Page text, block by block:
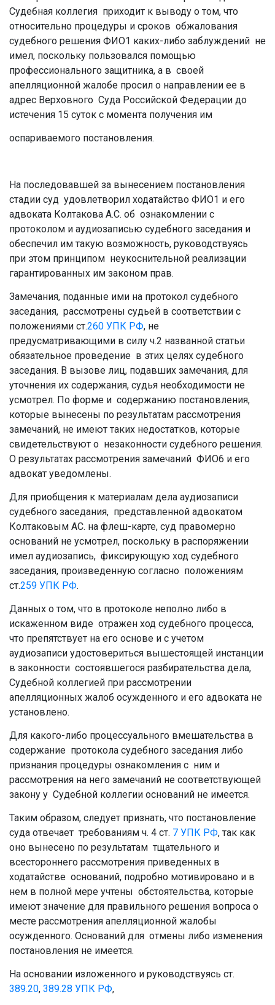
Судебная коллегия приходит к выводу о том, что
относительно процедуры и сроков обжалования
судебного решения ФИО1 каких-либо заблуждений не
имел, поскольку пользовался помощью
профессионального защитника, а в своей
апелляционной жалобе просил о направлении ее в
адрес Верховного Суда Российской Федерации до
истечения 15 суток с момента получения им
оспариваемого постановления.
На последовавшей за вынесением постановления
стадии суд удовлетворил ходатайство ФИО1 и его
адвоката Колтакова А.С. об ознакомлении с
протоколом и аудиозаписью судебного заседания и
обеспечил им такую возможность, руководствуясь
при этом принципом неукоснительной реализации
гарантированных им законом прав.
Замечания, поданные ими на протокол судебного
заседания, рассмотрены судьей в соответствии с
положениями ст.260 УПК РФ, не
предусматривающими в силу ч.2 названной статьи
обязательное проведение в этих целях судебного
заседания. В вызове лиц, подавших замечания, для
уточнения их содержания, судья необходимости не
усмотрел. По форме и содержанию постановления,
которые вынесены по результатам рассмотрения
замечаний, не имеют таких недостатков, которые
свидетельствуют о незаконности судебного решения.
О результатах рассмотрения замечаний ФИО6 и его
адвокат уведомлены.
Для приобщения к материалам дела аудиозаписи
судебного заседания, представленной адвокатом
Колтаковым АС. на флеш-карте, суд правомерно
оснований не усмотрел, поскольку в распоряжении
имел аудиозапись, фиксирующую ход судебного
заседания, произведенную согласно положениям
ст.259 УПК РФ.
Данных о том, что в протоколе неполно либо в
искаженном виде отражен ход судебного процесса,
что препятствует на его основе и с учетом
аудиозаписи удостовериться вышестоящей инстанции
в законности состоявшегося разбирательства дела,
Судебной коллегией при рассмотрении
апелляционных жалоб осужденного и его адвоката не
установлено.
Для какого-либо процессуального вмешательства в
содержание протокола судебного заседания либо
признания процедуры ознакомления с ним и
рассмотрения на него замечаний не соответствующей
закону у Судебной коллегии оснований не имеется.
Таким образом, следует признать, что постановление
суда отвечает требованиям ч. 4 ст. 7 УПК РФ, так как
оно вынесено по результатам тщательного и
всестороннего рассмотрения приведенных в
ходатайстве оснований, подробно мотивировано и в
нем в полной мере учтены обстоятельства, которые
имеют значение для правильного решения вопроса о
месте рассмотрения апелляционной жалобы
осужденного. Оснований для отмены либо изменения
постановления не имеется.
На основании изложенного и руководствуясь ст.
389.20, 389.28 УПК РФ,